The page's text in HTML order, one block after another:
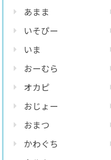
あまま
いそぴー
いま
おーむら
オカピ
おじょー
おまつ
かわぐち